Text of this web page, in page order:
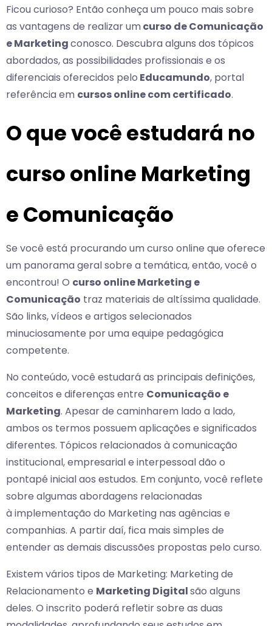
Ficou curioso? Então conheça um pouco mais sobre
as vantagens de realizar umcurso de Comunicação
e Marketingconosco. Descubra alguns dos tópicos
abordados, as possibilidades profissionais e os
diferenciais oferecidos pelo Educamundo, portal
referência em cursos online com certificado.
O que você estudará no
curso online Marketing
e Comunicação
Se você está procurando um curso online que oferece
um panorama geral sobre a temática, então, você o
encontrou! O curso online Marketing e
Comunicação traz materiais de altíssima qualidade.
São links, vídeos e artigos selecionados
minuciosamente por uma equipe pedagógica
competente.
No conteúdo, você estudará as principais definições,
conceitos e diferenças entre Comunicação e
Marketing. Apesar de caminharem lado a lado,
ambos os termos possuem aplicações e significados
diferentes. Tópicos relacionados à comunicação
institucional, empresarial e interpessoal dão o
pontapé inicial aos estudos. Em conjunto, você reflete
sobre algumas abordagens relacionadas
à implementação do Marketing nas agências e
companhias. A partir daí, fica mais simples de
entender as demais discussões propostas pelo curso.
Existem vários tipos de Marketing: Marketing de
Relacionamento e Marketing Digitalsão alguns
deles. O inscrito poderá refletir sobre as duas